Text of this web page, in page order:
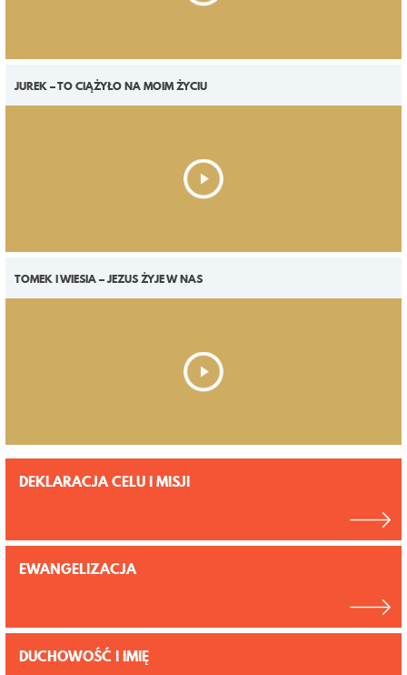
JUREK – TO CIĄŻYŁO NA MOIM ŻYCIU
TOMEK I WIESIA – JEZUS ŻYJE W NAS
DEKLARACJA CELU I MISJI
EWANGELIZACJA
DUCHOWOŚĆ I IMIĘ